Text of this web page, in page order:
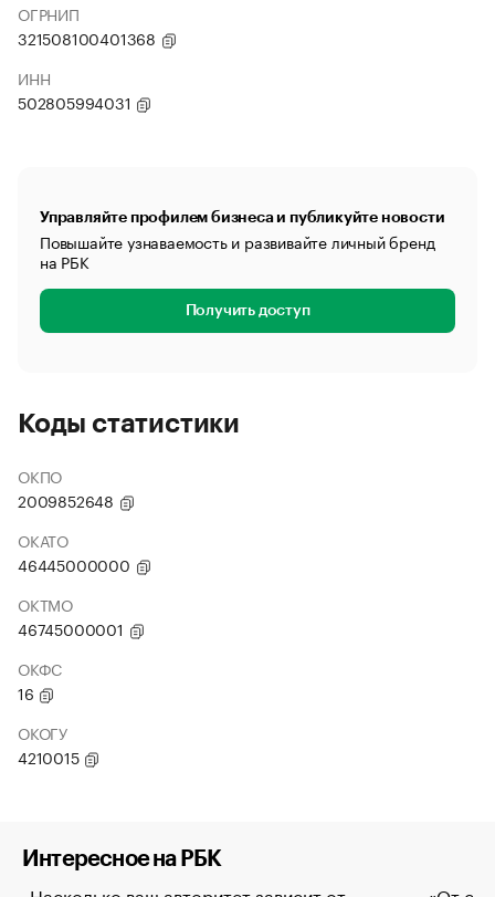
ОГРНИП
321508100401368
ИНН
502805994031
Управляйте профилем бизнеса и публикуйте новости
Повышайте узнаваемость и развивайте личный бренд
на РБК
Получить доступ
Коды статистики
ОКПО
2009852648
ОКАТО
46445000000
ОКТМО
46745000001
ОКФС
16
ОКОГУ
4210015
Интересное на РБК